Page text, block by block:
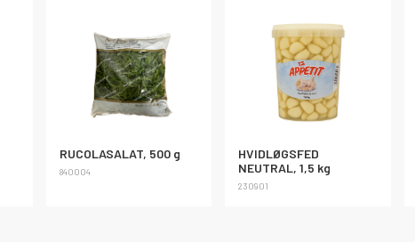
RUCOLASALAT, 500 g
840004
HVIDLØGSFED
NEUTRAL, 1,5 kg
230901